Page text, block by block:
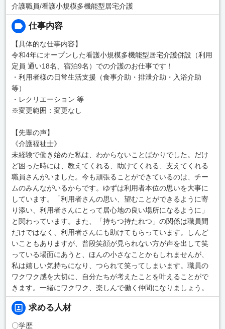
介護職員/看護小規模多機能型居宅介護
仕事内容
【具体的な仕事内容】
令和4年にオープンした看護小規模多機能型居宅介護併設（利用
定員 通い18名、宿泊9名）での介護のお仕事です！
・利用者様の日常生活支援（食事介助・排泄介助・入浴介助
等）
・レクリエーション 等
※変更範囲：変更なし
【先輩の声】
《介護福祉士》
未経験で働き始めた私は、わからないことばかりでした。だけ
ど困った時には、教えてくれる、助けてくれる、支えてくれる
職員さんがいました。今も頑張ることができているのは、チー
ムのみんながいるからです。ゆずは利用者本位の思いを大事に
しています。「利用者さんの思い、望むことができるように寄
り添い、利用者さんにとって居心地の良い場所になるように」
と関わっています。また、「持ちつ持たれつ」の関係は職員間
だけではなく、利用者さんにも助けてもらっています。しんど
いこともありますが、普段笑顔が見られない方が声を出して笑
っている場面にあうと、ほんの小さなことかもしれませんが、
私は嬉しい気持ちになり、つられて笑ってしまいます。職員の
ワクワク感を大切に、自分たちが考えたことを叶えることがで
きます。一緒にワクワク、楽しんで働く仲間になりましょう。
求める人材
〇学歴